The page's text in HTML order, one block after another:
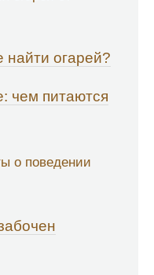
найти огарей?
чем питаются
о поведении